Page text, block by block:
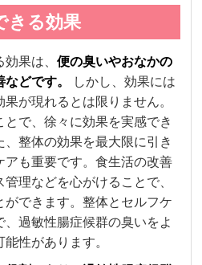
きる効果
効果は、便の臭いやおなかの
どです。
しかし、効果には
が現れるとは限りません。
で、徐々に効果を実感でき
整体の効果を最大限に引き
アも重要です。食生活の改善
理などを心がけることで、
できます。整体とセルフケ
過敏性腸症候群の臭いをよ
性があります。